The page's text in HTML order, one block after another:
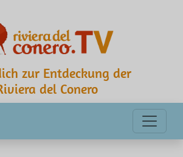
zur Entdeckung der
del Conero